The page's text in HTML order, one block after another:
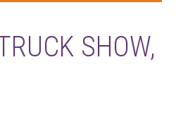
SHOW,